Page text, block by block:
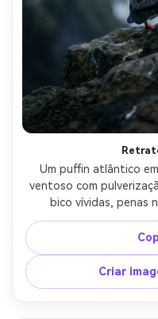
Um puffin atlântico
ventoso com
bico vívidas, penas
dramático nublado,
a 200mm f/2.8,
rasa, fotorealista,
Criar